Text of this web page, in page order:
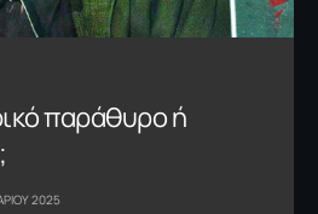
παράθυρο ή
2025